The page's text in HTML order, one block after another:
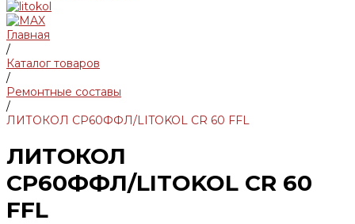
Главная
/
Каталог товаров
/
Ремонтные составы
/
ЛИТОКОЛ СР60ФФЛ/LITOKOL CR 60 FFL
ЛИТОКОЛ
СР60ФФЛ/LITOKOL CR 60
FFL